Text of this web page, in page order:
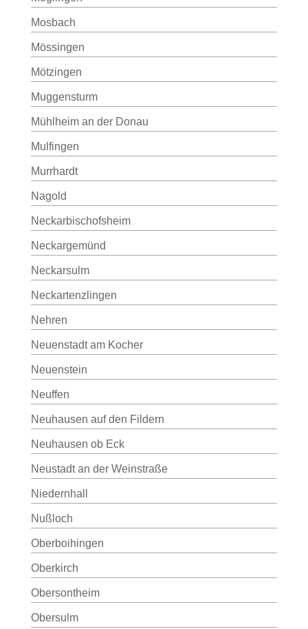
Mosbach
Mössingen
Mötzingen
Muggensturm
Mühlheim an der Donau
Mulfingen
Murrhardt
Nagold
Neckarbischofsheim
Neckargemünd
Neckarsulm
Neckartenzlingen
Nehren
Neuenstadt am Kocher
Neuenstein
Neuffen
Neuhausen auf den Fildern
Neuhausen ob Eck
Neustadt an der Weinstraße
Niedernhall
Nußloch
Oberboihingen
Oberkirch
Obersontheim
Obersulm